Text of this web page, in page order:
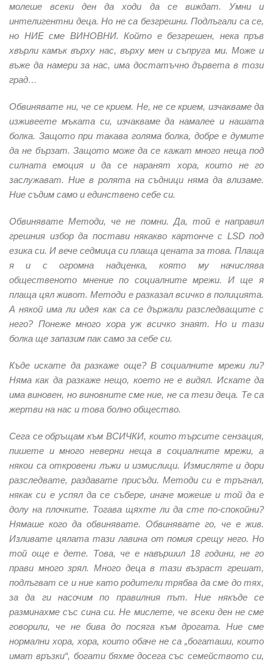
молеше всеки ден да ходи да се виждат. Умни и
интелигентни деца. Но не са безгрешни. Подлъгали са се,
но НИЕ сме ВИНОВНИ. Който е безгрешен, нека пръв
хвърли камък върху нас, върху мен и съпруга ми. Може и
въже да намери за нас, има достатъчно дървета в този
град…
Обвинявате ни, че се крием. Не, не се крием, изчакваме да
изживеете мъката си, изчакваме да намалее и нашата
болка. Защото при такава голяма болка, добре е думите
да не бързат. Защото може да се кажат много неща под
силната емоция и да се наранят хора, които не го
заслужават. Ние в ролята на съдници няма да влизаме.
Ние съдим само и единствено себе си.
Обвинявате Методи, че не помни. Да, той е направил
грешния избор да постави някакво картонче с LSD под
езика си. И вече седмица си плаща цената за това. Плаща
я и с огромна надценка, която му начислява
общественото мнение по социалните мрежи. И ще я
плаща цял живот. Методи е разказал всичко в полицията.
А някой има ли идея как са се държали разследващите с
него? Понеже много хора уж всичко знаят. Но и тази
болка ще запазим пак само за себе си.
Къде искате да разкаже още? В социалните мрежи ли?
Няма как да разкаже нещо, което не е видял. Искате да
има виновен, но виновните сме ние, не са тези деца. Те са
жертви на нас и това болно общество.
Сега се обръщам към ВСИЧКИ, които търсите сензация,
пишете и много неверни неща в социалните мрежи, а
някои са откровени лъжи и измислици. Измисляте и дори
разследвате, раздавате присъди. Методи си е тръгнал,
някак си е успял да се събере, иначе можеше и той да е
долу на плочките. Тогава щяхте ли да сте по-спокойни?
Нямаше кого да обвинявате. Обвинявате го, че е жив.
Изливате цялата тази лавина от помия срещу него. Но
той още е дете. Това, че е навършил 18 години, не го
прави много зрял. Много деца в тази възраст грешат,
подлъгват се и ние като родители трябва да сме до тях,
за да ги насочим по правилния път. Ние някъде се
разминахме със сина си. Не мислете, че всеки ден не сме
говорили, че не бива до посяга към дрогата. Ние сме
нормални хора, хора, които обаче не са „богаташи, които
имат връзки“, богати бяхме досега със семейството си,